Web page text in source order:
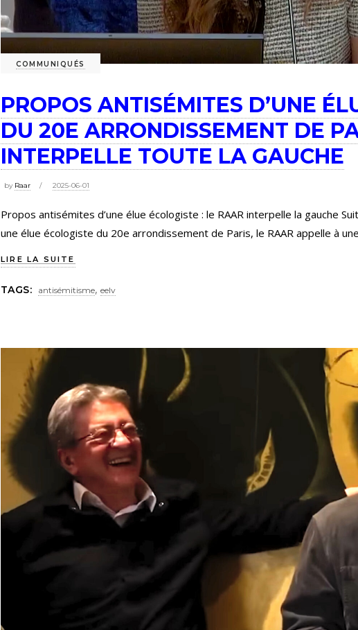
COMMUNIQUÉS
PROPOS ANTISÉMITES D’UNE
DU 20E ARRONDISSEMENT DE
INTERPELLE TOUTE LA GAUCHE
by Raar 2025-06-01
Propos antisémites d’une élue écologiste : le RAAR interpelle la gauche
une élue écologiste du 20e arrondissement de Paris, le RAAR appelle à une
LIRE LA SUITE
TAGS: antisémitisme,eelv